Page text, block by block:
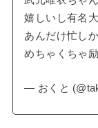
嬉しいし有名
あんだけ忙し
めちゃくちゃ
— おくと